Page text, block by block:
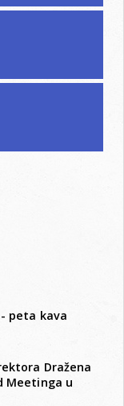
peta kava
Dražena
Meetinga u